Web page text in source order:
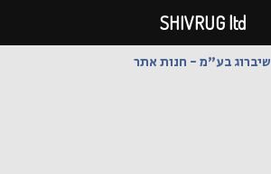
שיברוג בע"מ - חנות אתר
SHIVRUG ltd